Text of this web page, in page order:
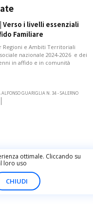
Verso i livelli essenziali
Familiare
Regioni e Ambiti Territoriali
nazionale 2024-2026 e dei
in affido e in comunità
ALFONSO GUARIGLIA N. 34 - SALERNO
ottimale. Cliccando su
loro uso
CHIUDI